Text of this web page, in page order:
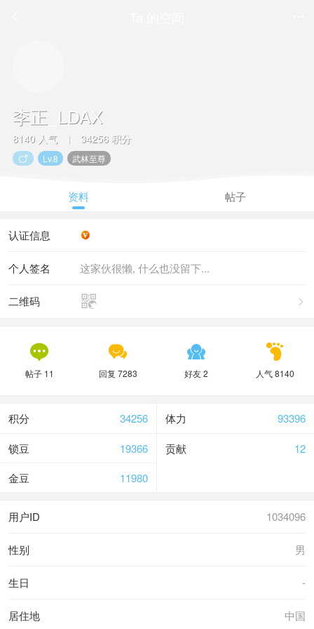
李正_LDAX
8140 人气 | 34256 积分
 Lv.8 武林至尊
资料 帖子
认证信息
这家伙很懒, 什么也没留下...
个人签名


二维码

帖子 11

回复 7283

好友 2

人气 8140
34256
积分 93396
体力
19366
锁豆 12
贡献
11980
金豆
1034096
用户ID
男
性别
-
生日
中国
居住地